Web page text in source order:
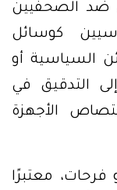
ضد الصحفيين
كوسائل
السياسية أو
التدقيق في
الأجهزة
فرحات، معتبرًا